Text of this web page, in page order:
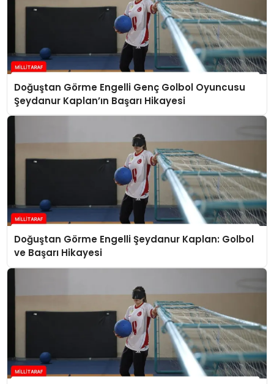
Doğuştan Görme Engelli Genç Golbol Oyuncusu
Şeydanur Kaplan’ın Başarı Hikayesi
Doğuştan Görme Engelli Şeydanur Kaplan: Golbol
ve Başarı Hikayesi